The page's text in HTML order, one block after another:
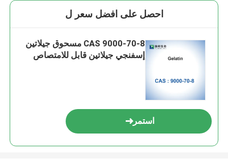
احصل على افضل سعر ل
CAS 9000-70-8 مسحوق جيلاتين
إسفنجي جيلاتين قابل للامتصاص
استمر